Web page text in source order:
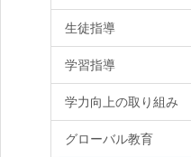
生徒指導
学習指導
学力向上の取り組み
グローバル教育